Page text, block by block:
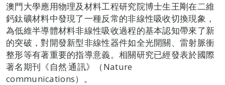
澳門大學應用物理及材料工程研究院博士生王剛在二維
鈣鈦礦材料中發現了一種反常的非線性吸收切換現象，
為低維半導體材料非線性吸收過程的基本認知帶來了新
的突破，對開發新型非線性器件如全光開關、雷射脈衝
整形等有著重要的指導意義。相關研究已經發表於國際
著名期刊《自然‧通訊》（Nature
communications）。